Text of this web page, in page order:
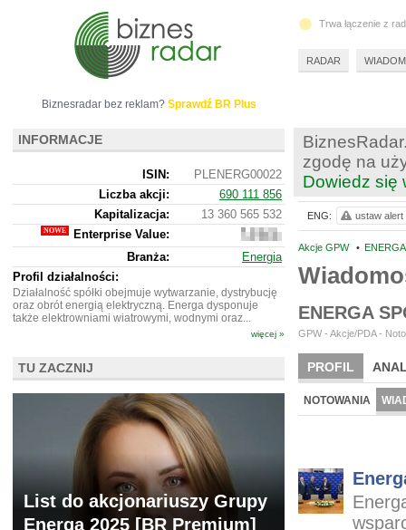
zgodę na
Dowiedz się
Akcje GPW •
ENERGA
GPW - Akcje/PDA -
PROFIL
BR LAB
NOTOWANIA
ENG: ustaw alert
Biznesradar bez reklam? Sprawdź BR Plus
INFORMACJE
ISIN:
PLENERG00022
Liczba akcji:
690 111 856
Kapitalizacja:
13 360 565 532
Enterprise Value:
31
113 565
532
Branża:
Energia
Profil działalności:
Działalność spółki obejmuje wytwarzanie, dystrybucję
oraz obrót energią elektryczną. Energa dysponuje
także elektrowniami wiatrowymi, wodnymi oraz...
więcej »
TU ZACZNIJ
List do akcjonariuszy Grupy
Energa 2025 [BR Premium]
Trwa łączenie z
RADAR